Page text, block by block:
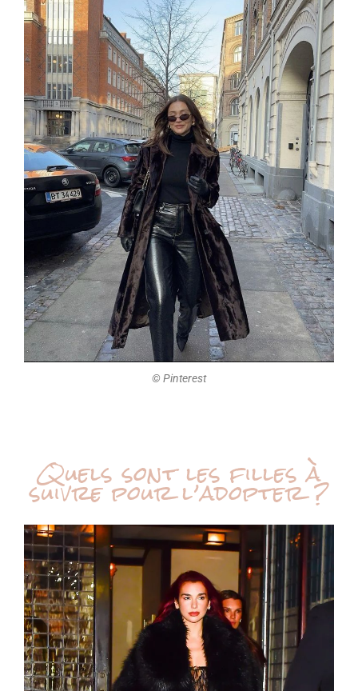
©️ Pinterest
Quels sont les filles à
suivre pour l’adopter ?